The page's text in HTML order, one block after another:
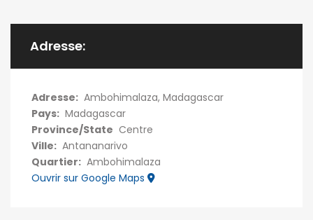
Adresse:
Adresse: Ambohimalaza, Madagascar
Pays: Madagascar
Province/State Centre
Ville: Antananarivo
Quartier: Ambohimalaza
Ouvrir sur Google Maps